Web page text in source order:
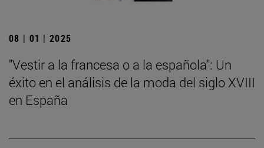
08 | 01 | 2025
"Vestir a la francesa o a la española": Un
éxito en el análisis de la moda del siglo XVIII
en España